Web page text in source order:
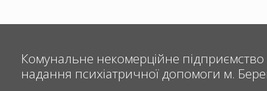
Комунальне некомерційне
надання психіатричної допомоги м.